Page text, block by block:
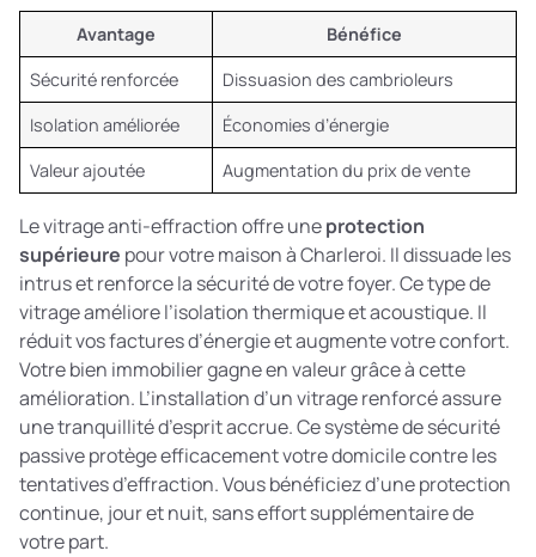
Avantage
Bénéfice
Sécurité renforcée
Dissuasion des cambrioleurs
Isolation améliorée
Économies d’énergie
Valeur ajoutée
Augmentation du prix de vente
Le vitrage anti-effraction offre uneprotection
supérieure pour votre maison à Charleroi. Il dissuade les
intrus et renforce la sécurité de votre foyer. Ce type de
vitrage améliore l’isolation thermique et acoustique. Il
réduit vos factures d’énergie et augmente votre confort.
Votre bien immobilier gagne en valeur grâce à cette
amélioration. L’installation d’unvitrage renforcéassure
une tranquillité d’esprit accrue. Ce système de sécurité
passive protège efficacement votre domicile contre les
tentatives d’effraction. Vous bénéficiez d’une protection
continue, jour et nuit, sans effort supplémentaire de
votre part.